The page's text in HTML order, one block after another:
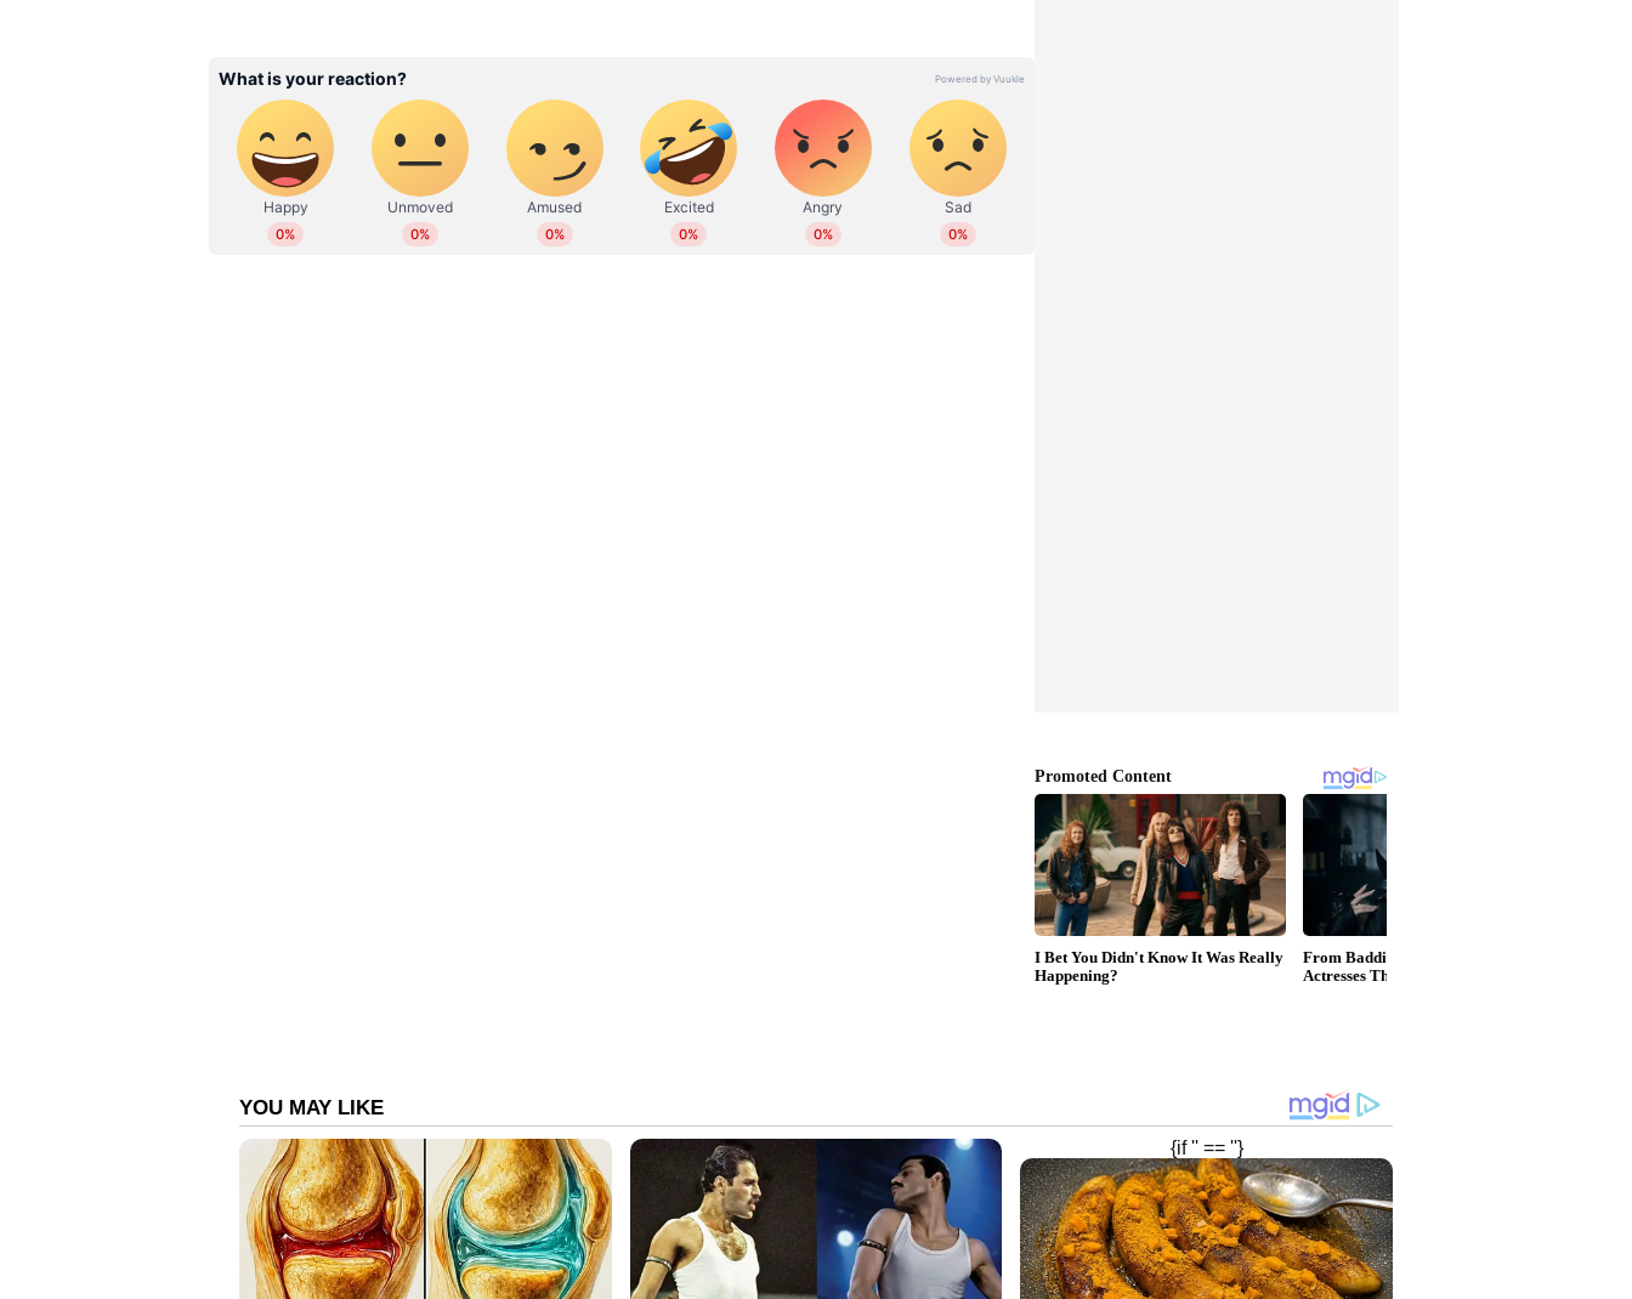
ഒപ്പിട്ടാൽ ഉടൻ ഓർഡിനൻസ് പുതുക്കിയിറക്കാൻ കഴിഞ്ഞ ദിവസം അർധ രാതിവരെ